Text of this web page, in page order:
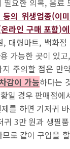
요한 의복, 음료
의 위생업종(이
라인 구매 포함)
대형마트, 백화
가능한 곳이 있
주의할 점은 만약
감이 가능하다는
일 경우 판매점에
를 하면 기저귀
3만 원과 생필
로 같이 구입을